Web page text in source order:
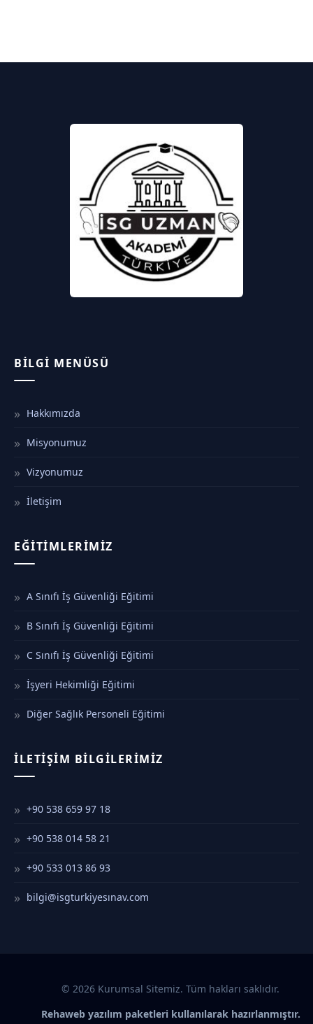
BILGI MENÜSÜ
Hakkımızda
Misyonumuz
Vizyonumuz
İletişim
EĞITIMLERIMIZ
A Sınıfı İş Güvenliği Eğitimi
B Sınıfı İş Güvenliği Eğitimi
C Sınıfı İş Güvenliği Eğitimi
İşyeri Hekimliği Eğitimi
Diğer Sağlık Personeli Eğitimi
İLETIŞIM BILGILERIMIZ
+90 538 659 97 18
+90 538 014 58 21
+90 533 013 86 93
bilgi@isgturkiyesınav.com
© 2026 Kurumsal Sitemiz. Tüm hakları saklıdır.
Rehaweb yazılım paketleri kullanılarak hazırlanmıştır.